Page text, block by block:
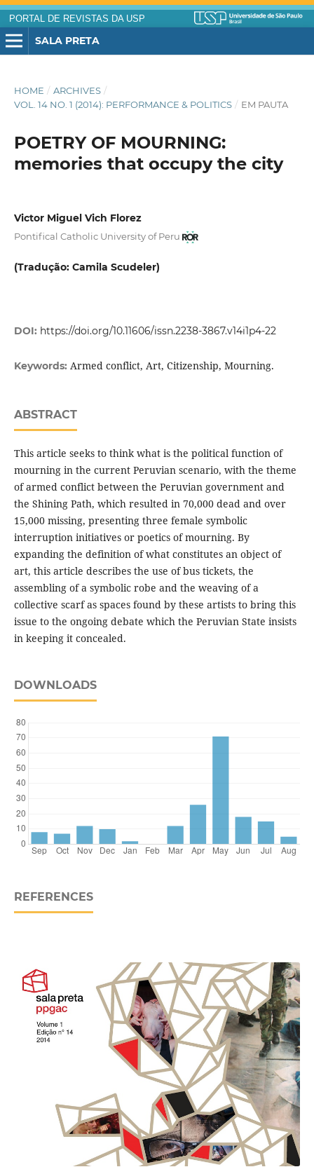
PORTAL DE REVISTAS DA USP
SALA PRETA
HOME / ARCHIVES /
VOL. 14 NO. 1 (2014): PERFORMANCE & POLITICS / EM PAUTA
POETRY OF MOURNING:
memories that occupy the city
Victor Miguel Vich Florez
Pontifical Catholic University of Peru
(Tradução: Camila Scudeler)
DOI: https://doi.org/10.11606/issn.2238-3867.v14i1p4-22
Keywords: Armed conflict, Art, Citizenship, Mourning.
ABSTRACT
This article seeks to think what is the political function of
mourning in the current Peruvian scenario, with the theme
of armed conflict between the Peruvian government and
the Shining Path, which resulted in 70,000 dead and over
15,000 missing, presenting three female symbolic
interruption initiatives or poetics of mourning. By
expanding the definition of what constitutes an object of
art, this article describes the use of bus tickets, the
assembling of a symbolic robe and the weaving of a
collective scarf as spaces found by these artists to bring this
issue to the ongoing debate which the Peruvian State insists
in keeping it concealed.
DOWNLOADS
REFERENCES